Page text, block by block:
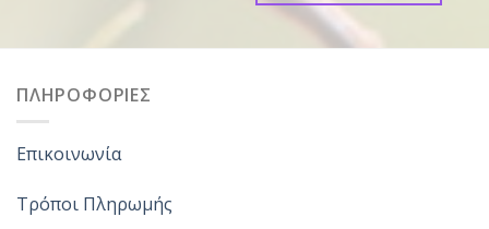
ΠΛΗΡΟΦΟΡΙΕΣ
Επικοινωνία
Τρόποι Πληρωμής